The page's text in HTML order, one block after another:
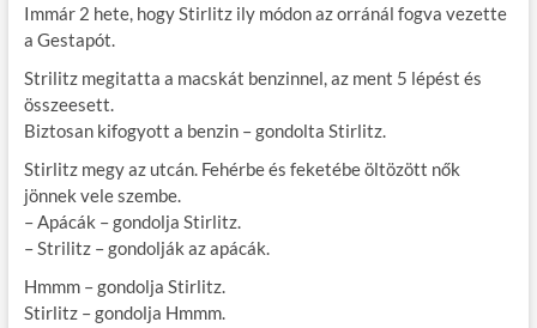
Immár 2 hete, hogy Stirlitz ily módon az orránál fogva vezette
a Gestapót.
Strilitz megitatta a macskát benzinnel, az ment 5 lépést és
összeesett.
Biztosan kifogyott a benzin – gondolta Stirlitz.
Stirlitz megy az utcán. Fehérbe és feketébe öltözött nők
jönnek vele szembe.
– Apácák – gondolja Stirlitz.
– Strilitz – gondolják az apácák.
Hmmm – gondolja Stirlitz.
Stirlitz – gondolja Hmmm.